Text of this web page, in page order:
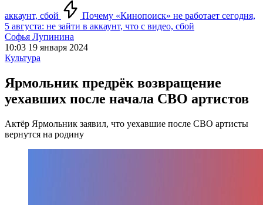
аккаунт, сбой
Почему «Кинопоиск» не работает сегодня,
5 августа: не зайти в аккаунт, что с видео, сбой
Софья Лупинина
10:03 19 января 2024
Культура
Ярмольник предрёк возвращение
уехавших после начала СВО артистов
Актёр Ярмольник заявил, что уехавшие после СВО артисты
вернутся на родину